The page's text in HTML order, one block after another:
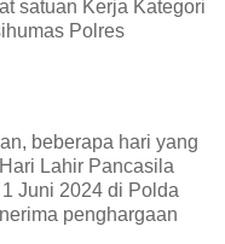
satuan Kerja Kategori
Polres
beberapa hari yang
Lahir Pancasila
Juni 2024 di Polda
penghargaan